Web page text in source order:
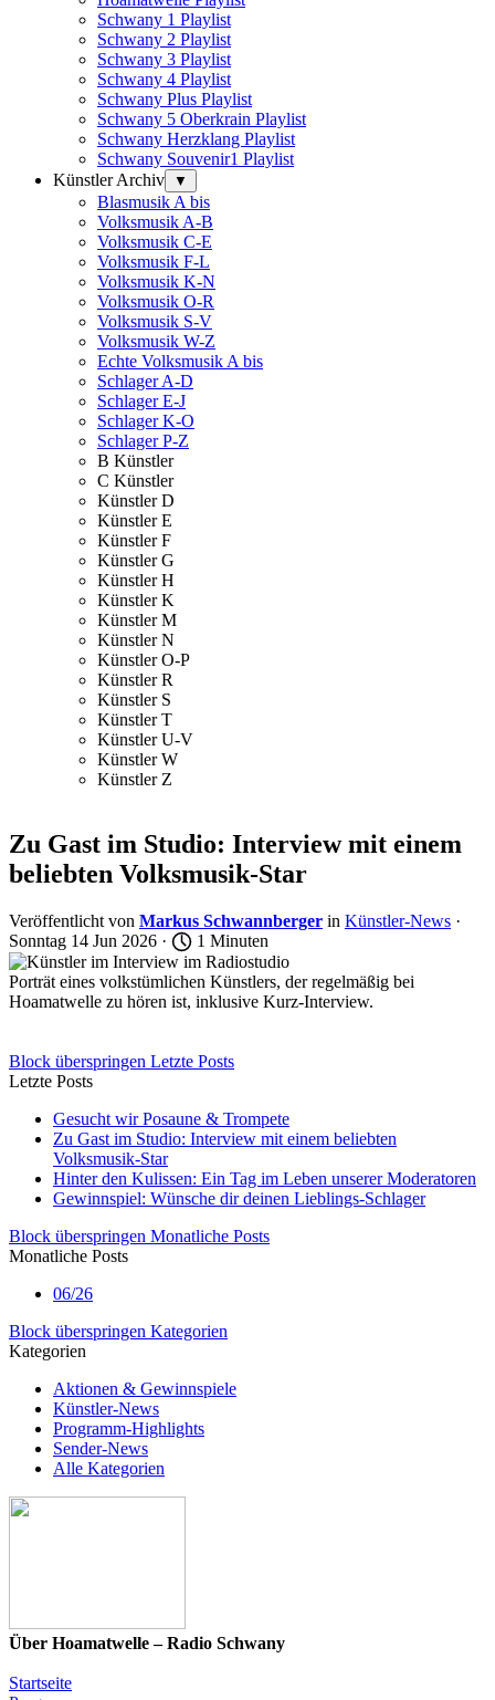
Schwany 1 Playlist
Schwany 2 Playlist
Schwany 3 Playlist
Schwany 4 Playlist
Schwany Plus Playlist
Schwany 5 Oberkrain Playlist
Schwany Herzklang Playlist
Schwany Souvenir1 Playlist
Künstler Archiv
▼
Blasmusik A bis
Volksmusik A-B
Volksmusik C-E
Volksmusik F-L
Volksmusik K-N
Volksmusik O-R
Volksmusik S-V
Volksmusik W-Z
Echte Volksmusik A bis
Schlager A-D
Schlager E-J
Schlager K-O
Schlager P-Z
B Künstler
C Künstler
Künstler D
Künstler E
Künstler F
Künstler G
Künstler H
Künstler K
Künstler M
Künstler N
Künstler O-P
Künstler R
Künstler S
Künstler T
Künstler U-V
Künstler W
Künstler Z
Zu Gast im Studio: Interview mit einem
beliebten Volksmusik-Star
Veröffentlicht von Markus Schwannberger in Künstler-News ·
Sonntag 14 Jun 2026 ·
1 Minuten
Porträt eines volkstümlichen Künstlers, der regelmäßig bei
Hoamatwelle zu hören ist, inklusive Kurz-Interview.
Block überspringen Letzte Posts
Letzte Posts
Gesucht wir Posaune & Trompete
Zu Gast im Studio: Interview mit einem beliebten
Volksmusik-Star
Hinter den Kulissen: Ein Tag im Leben unserer Moderatoren
Gewinnspiel: Wünsche dir deinen Lieblings-Schlager
Block überspringen Monatliche Posts
Monatliche Posts
06/26
Block überspringen Kategorien
Kategorien
Aktionen & Gewinnspiele
Künstler-News
Programm-Highlights
Sender-News
Alle Kategorien
Über Hoamatwelle – Radio Schwany
Startseite